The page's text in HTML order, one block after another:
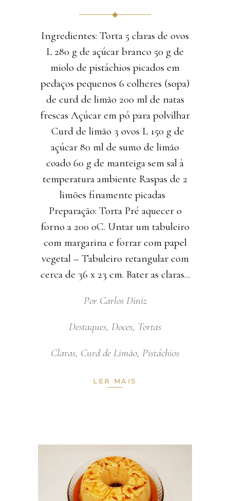
Ingredientes: Torta 5 claras de ovos
L 280 g de açúcar branco 50 g de
miolo de pistáchios picados em
pedaços pequenos 6 colheres (sopa)
de curd de limão 200 ml de natas
frescas Açúcar em pó para polvilhar
Curd de limão 3 ovos L 150 g de
açúcar 80 ml de sumo de limão
coado 60 g de manteiga sem sal à
temperatura ambiente Raspas de 2
limões finamente picadas
Preparação: Torta Pré aquecer o
forno a 200 oC. Untar um tabuleiro
com margarina e forrar com papel
vegetal – Tabuleiro retangular com
cerca de 36 x 23 cm. Bater as claras
Por Carlos Diniz
Destaques, Doces, Tortas
Claras, Curd de Limão, Pistáchios
LER MAIS